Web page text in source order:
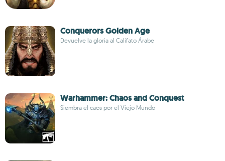
Conquerors Golden Age
Devuelve la gloria al Califato Árabe
Warhammer: Chaos and Conquest
Siembra el caos por el Viejo Mundo